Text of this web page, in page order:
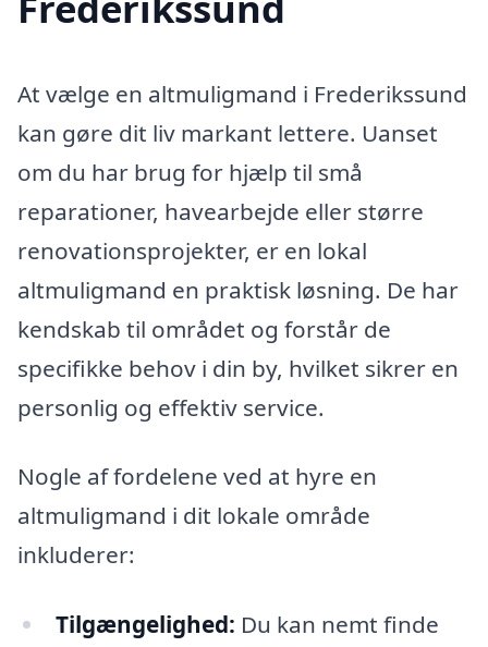
At vælge en altmuligmand i Frederikssund
kan gøre dit liv markant lettere. Uanset
om du har brug for hjælp til små
reparationer, havearbejde eller større
renovationsprojekter, er en lokal
altmuligmand en praktisk løsning. De har
kendskab til området og forstår de
specifikke behov i din by, hvilket sikrer en
personlig og effektiv service.
Nogle af fordelene ved at hyre en
altmuligmand i dit lokale område
inkluderer:
Tilgængelighed: Du kan nemt finde